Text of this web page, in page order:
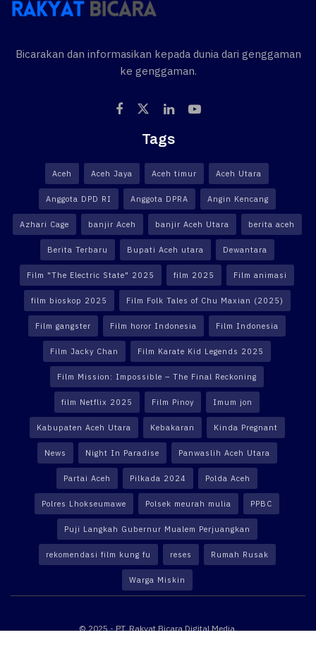
Bicarakan dan informasikan kepada dunia dari genggaman
ke genggaman.
Tags
Aceh Aceh Jaya Aceh timur Aceh Utara
Anggota DPD RI Anggota DPRA Angin Kencang
Azhari Cage banjir Aceh banjir Aceh Utara berita aceh
Berita Terbaru Bupati Aceh utara Dewantara
Film "The Electric State" 2025 film 2025 Film animasi
film bioskop 2025 Film Folk Tales of Chu Maxian (2025)
Film gangster Film horor Indonesia Film Indonesia
Film Jacky Chan Film Karate Kid Legends 2025
Film Mission: Impossible – The Final Reckoning
film Netflix 2025 Film Pinoy Imum jon
Kabupaten Aceh Utara Kebakaran Kinda Pregnant
News Night In Paradise Panwaslih Aceh Utara
Partai Aceh Pilkada 2024 Polda Aceh
Polres Lhokseumawe Polsek meurah mulia PPBC
Puji Langkah Gubernur Mualem Perjuangkan
rekomendasi film kung fu reses Rumah Rusak
Warga Miskin
© 2025 - PT. Rakyat Bicara Digital Media.